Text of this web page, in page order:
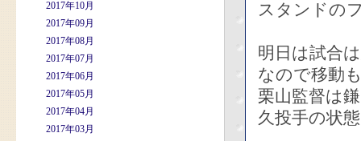
2017年10月
2017年09月
2017年08月
2017年07月
2017年06月
2017年05月
2017年04月
2017年03月
スタンドの
明日は試合
なので移動
栗山監督は
久投手の状